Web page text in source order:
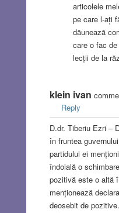
articolele
pe care l-ați
dăunează
care o fac
lecții de la
klein ivan
Reply
D.dr. Tiberiu Ezri –
în fruntea
partidului ei
îndoială o
pozitivă este o altă
menționează
deosebit de